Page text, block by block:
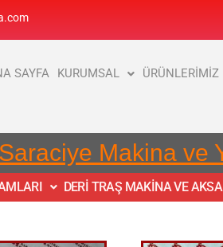
SAYFA KURUMSAL ÜRÜNLERİMİZ
Makina ve
DERİ TRAŞ MAKİNA VE